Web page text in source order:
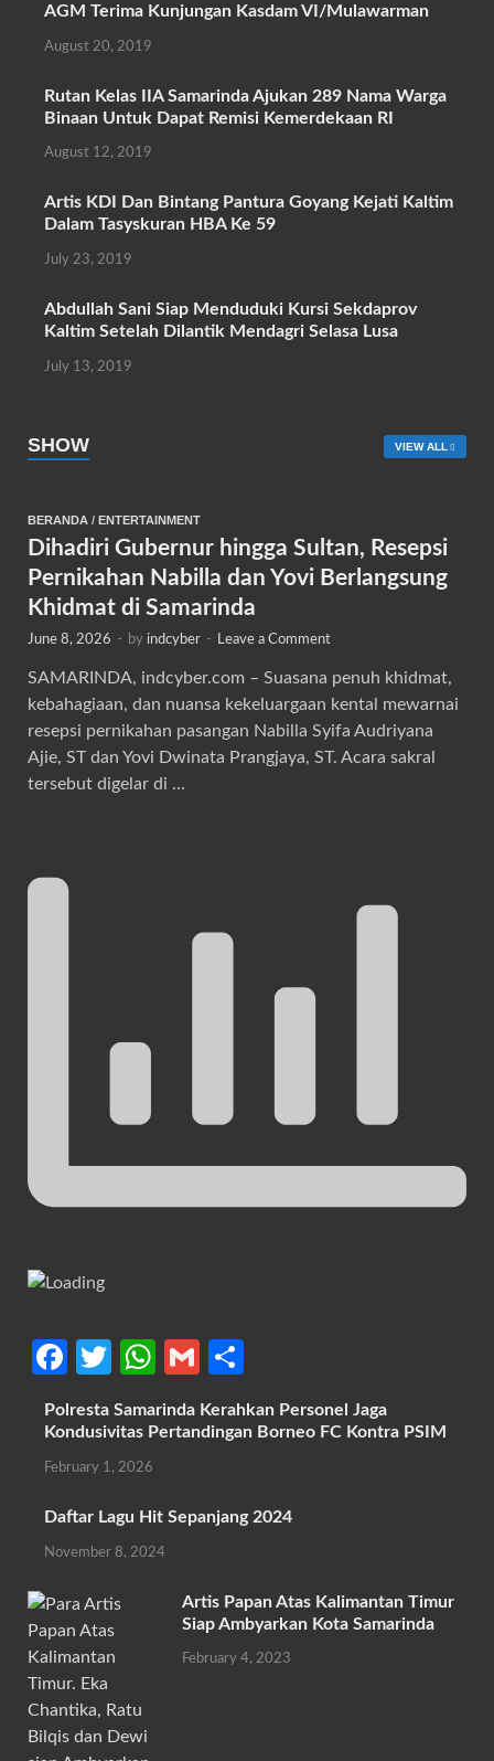
b
o
o
k
itt
er
at
A
p
ail ar
AGM Terima Kunjungan Kasdam VI/Mulawarman
August 20, 2019
Rutan Kelas IIA Samarinda Ajukan 289 Nama Warga
Binaan Untuk Dapat Remisi Kemerdekaan RI
August 12, 2019
Artis KDI Dan Bintang Pantura Goyang Kejati Kaltim
Dalam Tasyskuran HBA Ke 59
July 23, 2019
Abdullah Sani Siap Menduduki Kursi Sekdaprov
Kaltim Setelah Dilantik Mendagri Selasa Lusa
July 13, 2019
SHOW VIEW ALL
BERANDA / ENTERTAINMENT
Dihadiri Gubernur hingga Sultan, Resepsi
Pernikahan Nabilla dan Yovi Berlangsung
Khidmat di Samarinda
June 8, 2026 - by indcyber - Leave a Comment
SAMARINDA, indcyber.com – Suasana penuh khidmat,
kebahagiaan, dan nuansa kekeluargaan kental mewarnai
resepsi pernikahan pasangan Nabilla Syifa Audriyana
Ajie, ST dan Yovi Dwinata Prangjaya, ST. Acara sakral
tersebut digelar di …
Fa
b
o
k
T
itt
er
W
at
p
p
G
ail ar
Polresta Samarinda Kerahkan Personel Jaga
Kondusivitas Pertandingan Borneo FC Kontra PSIM
February 1, 2026
Daftar Lagu Hit Sepanjang 2024
November 8, 2024
Artis Papan Atas Kalimantan Timur
Siap Ambyarkan Kota Samarinda
February 4, 2023